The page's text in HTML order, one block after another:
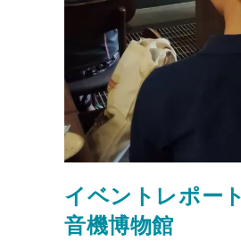
イベントレポー
音機博物館